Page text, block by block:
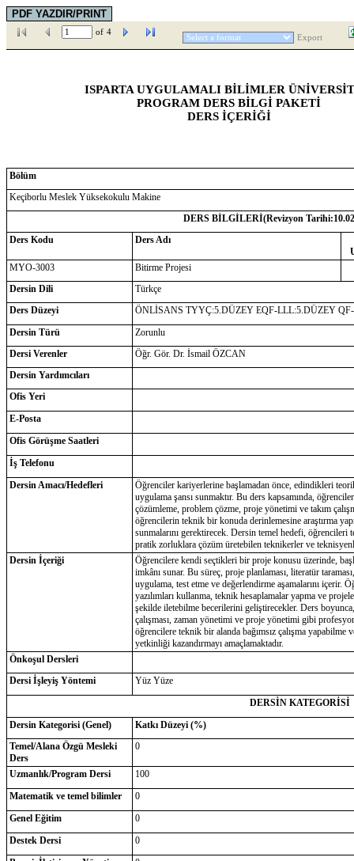
of 4
Export
ISPARTA UYGULAMALI BİLİMLER
PROGRAM DERS BİLGİ PAKETİ
DERS İÇERİĞİ
Bölüm
Keçiborlu Meslek Yüksekokulu Makine
DERS BİLGİLERİ(Revizyon Tarihi:
Ders Kodu
Ders Adı
MYO-3003
Bitirme Projesi
Dersin Dili
Türkçe
Ders Düzeyi
ÖNLİSANS TYYÇ:5.DÜZEY EQF-LLL:5.DÜZEY
Dersin Türü
Zorunlu
Dersi Verenler
Öğr. Gör. Dr. İsmail ÖZCAN
Dersin Yardımcıları
Ofis Yeri
E-Posta
Ofis Görüşme Saatleri
İş Telefonu
Dersin Amacı/Hedefleri
Öğrenciler kariyerlerine başlamadan önce, edindikleri
uygulama şansı sunmaktır. Bu ders kapsamında,
çözümleme, problem çözme, proje yönetimi ve takım
öğrencilerin teknik bir konuda derinlemesine araştırma
sunmalarını gerektirecek. Dersin temel hedefi, öğrencileri
pratik zorluklara çözüm üretebilen teknikerler ve
Dersin İçeriği
Öğrencilere kendi seçtikleri bir proje konusu üzerinde,
imkânı sunar. Bu süreç, proje planlaması, literatür
uygulama, test etme ve değerlendirme aşamalarını
yazılımları kullanma, teknik hesaplamalar yapma ve
şekilde iletebilme becerilerini geliştirecekler. Ders
çalışması, zaman yönetimi ve proje yönetimi gibi
öğrencilere teknik bir alanda bağımsız çalışma
yetkinliği kazandırmayı amaçlamaktadır.
Önkoşul Dersleri
Dersi İşleyiş Yöntemi
Yüz Yüze
DERSİN KATEGORİSİ
Dersin Kategorisi (Genel)
Katkı Düzeyi (%)
Temel/Alana Özgü Mesleki
Ders
0
Uzmanlık/Program Dersi
100
Matematik ve temel bilimler
0
Genel Eğitim
0
Destek Dersi
0